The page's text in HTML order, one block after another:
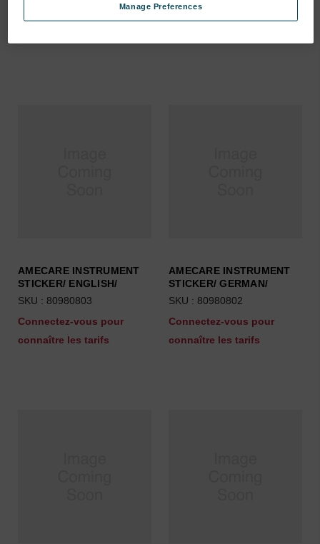
AMECARE INSTRUMENT
STICKER/ ENGLISH/
SKU : 80980803
Connectez-vous pour
connaître les tarifs
AMECARE INSTRUMENT
STICKER/ GERMAN/
SKU : 80980802
Connectez-vous pour
connaître les tarifs
Manage Preferences